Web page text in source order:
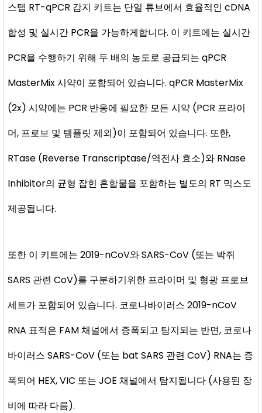
스텝 RT-qPCR 감지 키트는 단일 튜브에서 효율적인 cDNA
합성 및 실시간 PCR을 가능하게합니다. 이 키트에는 실시간
PCR을 수행하기 위해 두 배의 농도로 공급되는 qPCR
MasterMix 시약이 포함되어 있습니다. qPCR MasterMix
(2x) 시약에는 PCR 반응에 필요한 모든 시약 (PCR 프라이
머, 프로브 및 템플릿 제외)이 포함되어 있습니다. 또한,
RTase (Reverse Transcriptase/역전사 효소)와 RNase
Inhibitor의 균형 잡힌 혼합물을 포함하는 별도의 RT 믹스도
제공됩니다.
또한 이 키트에는 2019-nCoV와 SARS-CoV (또는 박쥐
SARS 관련 CoV)를 구분하기위한 프라이머 및 형광 프로브
세트가 포함되어 있습니다. 코로나바이러스 2019-nCoV
RNA 표적은 FAM 채널에서 증폭되고 탐지되는 반면, 코로나
바이러스 SARS-CoV (또는 bat SARS 관련 CoV) RNA는 증
폭되어 HEX, VIC 또는 JOE 채널에서 탐지됩니다 (사용된 장
비에 따라 다름).